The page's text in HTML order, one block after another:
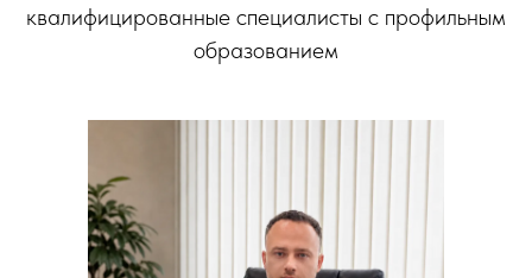
квалифицированные специалисты с профильным
образованием